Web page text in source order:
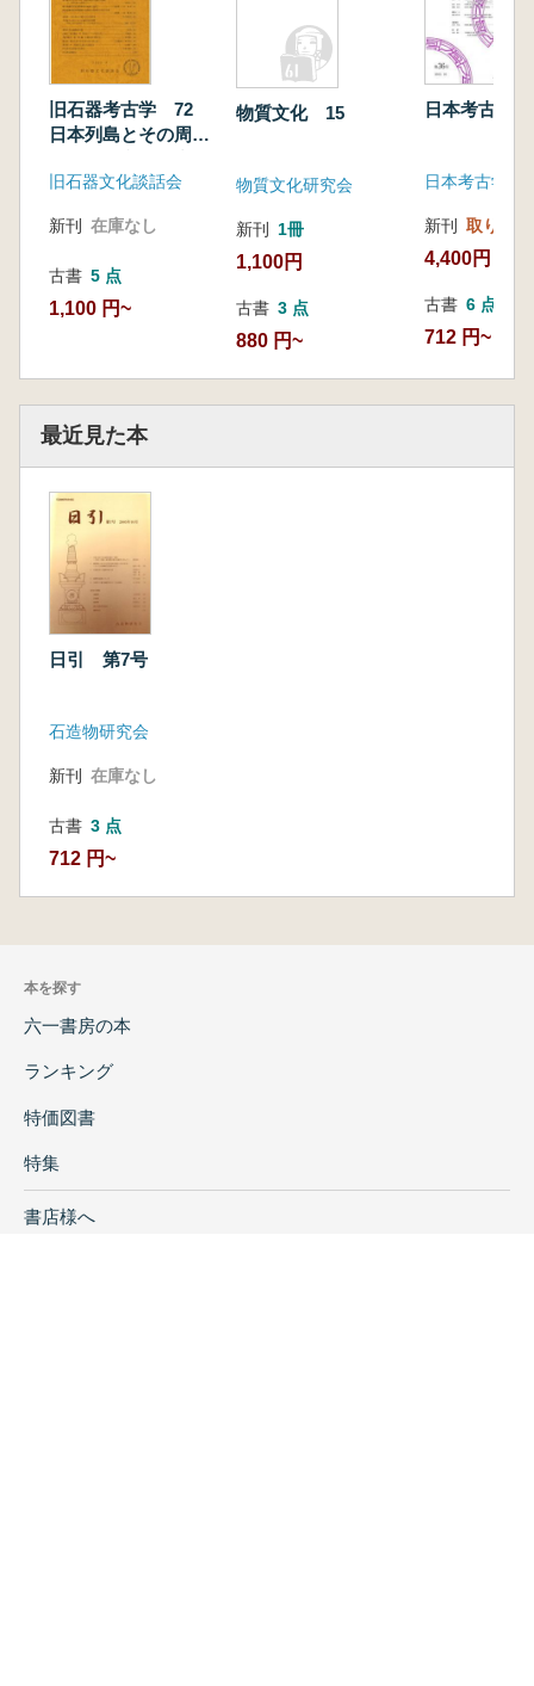
旧石器考古学 72
日本列島とその周辺
旧石器文化談話会
新刊 在庫なし
古書 5 点
1,100 円~
物質文化 15
物質文化研究会
新刊 1冊
1,100円
古書 3 点
880 円~
日本考古学
新刊 取り寄せ
4,400円
古書 6 点
712 円~
最近見た本
日引 第7号
石造物研究会
新刊 在庫なし
古書 3 点
712 円~
本を探す
六一書房の本
ランキング
特価図書
特集
書店様へ